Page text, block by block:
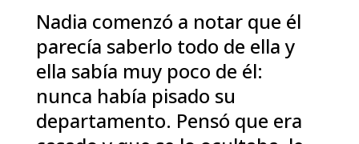
Nadia comenzó a notar que él
parecía saberlo todo de ella y
ella sabía muy poco de él:
nunca había pisado su
departamento. Pensó que era